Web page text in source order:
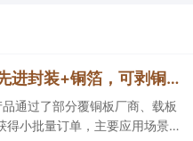
【机构龙虎榜解读】PCB+先进封装+铜箔，可剥铜产品通过了部分覆铜板厂商、载板厂商及相关芯片终端的认证，持续获得小批量订单，主要应用场景包括芯片封装光模块用PCB，机构大额净买入这家公司
通过了部分覆铜板厂商、载板
得小批量订单，主要应用场景